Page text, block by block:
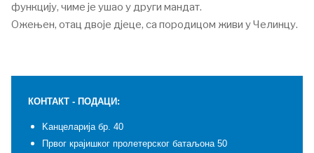
функцију, чиме је ушао у други мандат.
Ожењен, отац двоје дјеце, са породицом живи у Челинцу.
КОНТАКТ - ПОДАЦИ:
Kанцеларија бр. 40
Првог крајишког пролетерског батаљона 50